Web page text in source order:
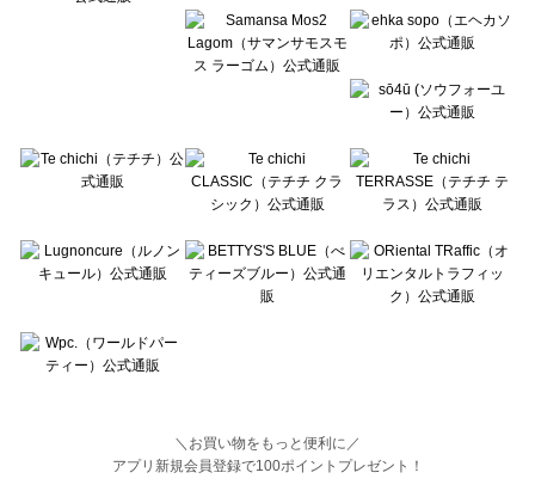
＼お買い物をもっと便利に／
アプリ新規会員登録で100ポイントプレゼント！